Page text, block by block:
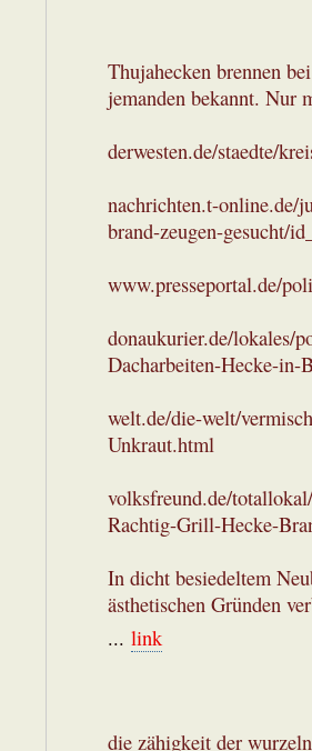
Thujahecken brennen
jemanden bekannt. Nur
derwesten.de/staedte/
nachrichten.t-online.de/
brand-zeugen-gesucht/
www.presseportal.de/
donaukurier.de/lokales/
Dacharbeiten-Hecke-in-
welt.de/die-welt/
Unkraut.html
volksfreund.de/
Rachtig-Grill-Hecke-
In dicht besiedeltem
ästhetischen Gründen
... link
die zähigkeit der